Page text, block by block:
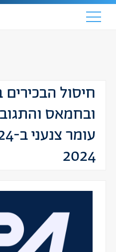
חיסול
ובחמאס
2024